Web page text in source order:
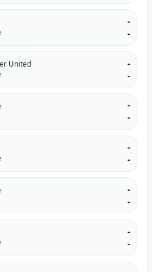
-
-
United
-
-
-
-
-
-
-
-
-
-